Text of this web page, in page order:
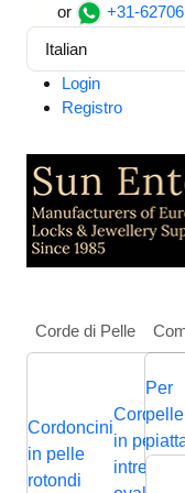
or +31-
Italian
Login
Registro
Corde di Pelle
Cordoncini
in pelle
rotondi
in pelle
intrecciati
Per
pelle
Cordini
Round